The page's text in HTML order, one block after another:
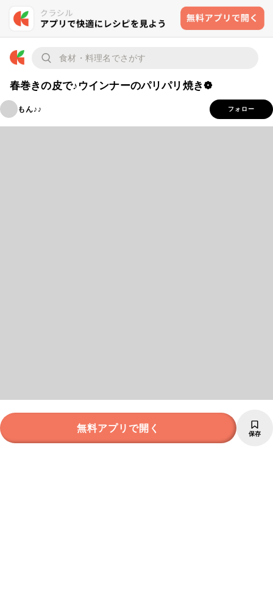
春巻きの皮で♪ウインナーのパリパリ焼き❁
もん♪♪ フォロー
無料アプリで開く 保存